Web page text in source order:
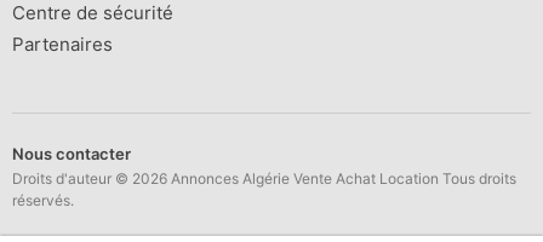
Centre de sécurité
Partenaires
Nous contacter
Droits d'auteur © 2026 Annonces Algérie Vente Achat Location Tous droits
réservés.